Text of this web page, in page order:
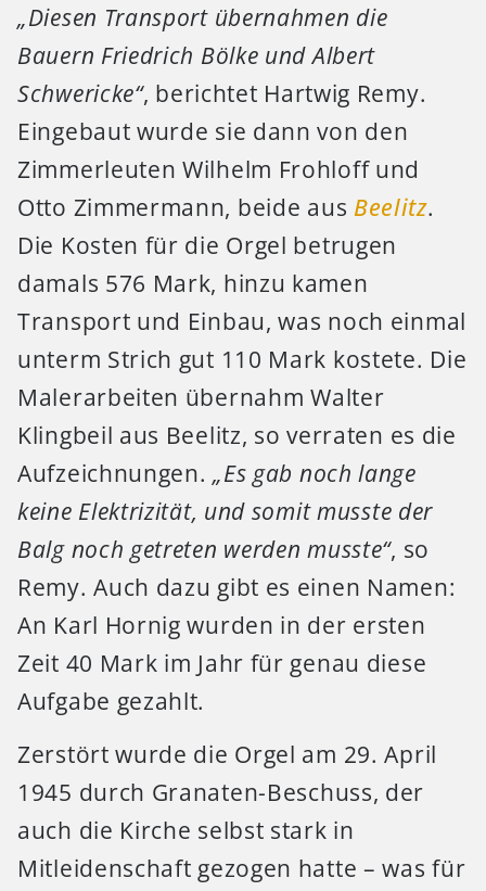
„Diesen Transport übernahmen die
Bauern Friedrich Bölke und Albert
Schwericke“, berichtet Hartwig Remy.
Eingebaut wurde sie dann von den
Zimmerleuten Wilhelm Frohloff und
Otto Zimmermann, beide aus Beelitz.
Die Kosten für die Orgel betrugen
damals 576 Mark, hinzu kamen
Transport und Einbau, was noch einmal
unterm Strich gut 110 Mark kostete. Die
Malerarbeiten übernahm Walter
Klingbeil aus Beelitz, so verraten es die
Aufzeichnungen. „Es gab noch lange
keine Elektrizität, und somit musste der
Balg noch getreten werden musste“, so
Remy. Auch dazu gibt es einen Namen:
An Karl Hornig wurden in der ersten
Zeit 40 Mark im Jahr für genau diese
Aufgabe gezahlt.
Zerstört wurde die Orgel am 29. April
1945 durch Granaten-Beschuss, der
auch die Kirche selbst stark in
Mitleidenschaft gezogen hatte – was für